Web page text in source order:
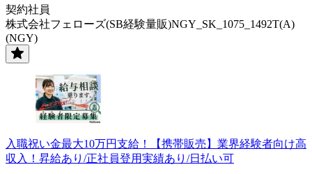
契約社員
株式会社フェローズ(SB経験量販)NGY_SK_1075_1492T(A)
(NGY)
入職祝い金最大10万円支給！【携帯販売】業界経験者向け高
収入！昇給あり/正社員登用実績あり/日払い可